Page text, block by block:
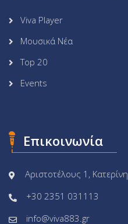
Viva Player
Μουσικά Νέα
Top 20
Events
Επικοινωνία
Αριστοτέλους 1, Κατερίνη
+30 2351 031113
info@viva883.gr